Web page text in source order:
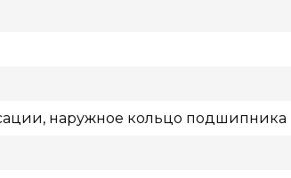
наружное кольцо подшипника